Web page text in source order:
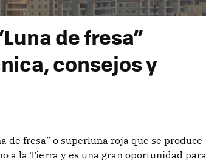
de fresa”
consejos y
de fresa” o superluna roja que se produce
a la Tierra y es una gran oportunidad para